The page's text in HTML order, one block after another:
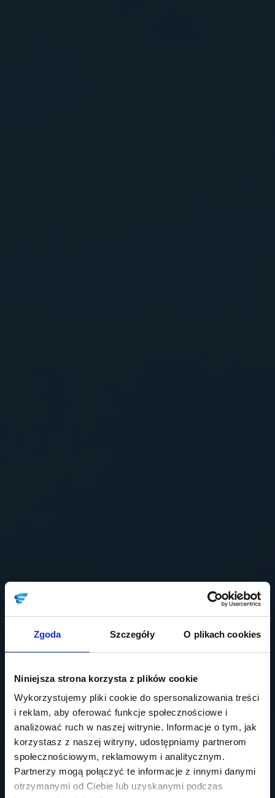
Zgoda Szczegóły O plikach cookies
Niniejsza strona korzysta z plików cookie
Wykorzystujemy pliki cookie do spersonalizowania treści
i reklam, aby oferować funkcje społecznościowe i
analizować ruch w naszej witrynie. Informacje o tym, jak
korzystasz z naszej witryny, udostępniamy partnerom
społecznościowym, reklamowym i analitycznym.
Partnerzy mogą połączyć te informacje z innymi danymi
otrzymanymi od Ciebie lub uzyskanymi podczas